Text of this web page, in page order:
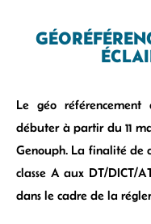
Le géo référencement
débuter à partir du 11
Genouph. La finalité de
classe A aux DT/DICT/
dans le cadre de la